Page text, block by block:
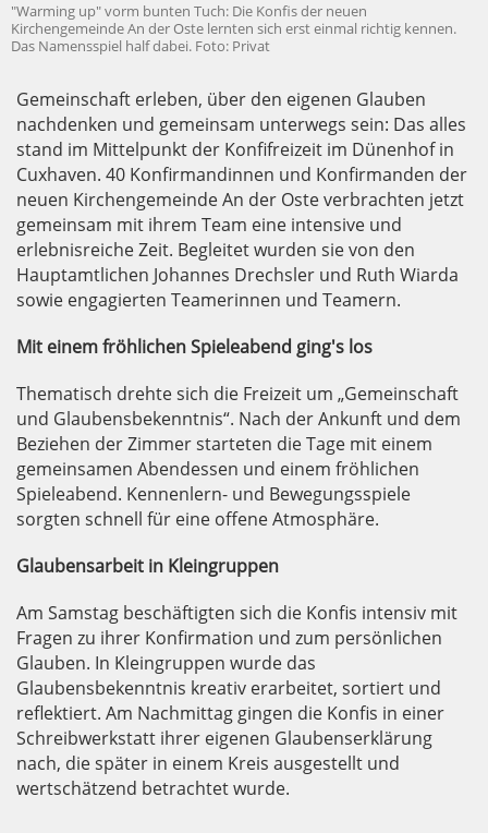
"Warming up" vorm bunten Tuch: Die Konfis der neuen
Kirchengemeinde An der Oste lernten sich erst einmal richtig kennen.
Das Namensspiel half dabei. Foto: Privat
Gemeinschaft erleben, über den eigenen Glauben
nachdenken und gemeinsam unterwegs sein: Das alles
stand im Mittelpunkt der Konfifreizeit im Dünenhof in
Cuxhaven. 40 Konfirmandinnen und Konfirmanden der
neuen Kirchengemeinde An der Oste verbrachten jetzt
gemeinsam mit ihrem Team eine intensive und
erlebnisreiche Zeit. Begleitet wurden sie von den
Hauptamtlichen Johannes Drechsler und Ruth Wiarda
sowie engagierten Teamerinnen und Teamern.
Mit einem fröhlichen Spieleabend ging's los
Thematisch drehte sich die Freizeit um „Gemeinschaft
und Glaubensbekenntnis“. Nach der Ankunft und dem
Beziehen der Zimmer starteten die Tage mit einem
gemeinsamen Abendessen und einem fröhlichen
Spieleabend. Kennenlern- und Bewegungsspiele
sorgten schnell für eine offene Atmosphäre.
Glaubensarbeit in Kleingruppen
Am Samstag beschäftigten sich die Konfis intensiv mit
Fragen zu ihrer Konfirmation und zum persönlichen
Glauben. In Kleingruppen wurde das
Glaubensbekenntnis kreativ erarbeitet, sortiert und
reflektiert. Am Nachmittag gingen die Konfis in einer
Schreibwerkstatt ihrer eigenen Glaubenserklärung
nach, die später in einem Kreis ausgestellt und
wertschätzend betrachtet wurde.